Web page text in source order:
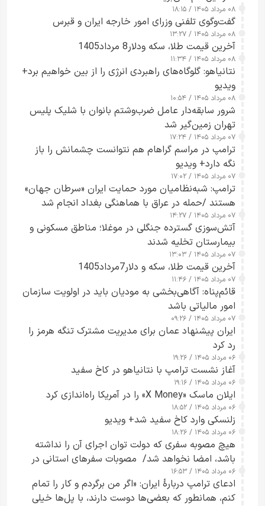
۰۸ مرداد ۱۴۰۵ / ۱۸:۱۵
گفت‌وگوی تلفنی وزرای امور خارجه ایران و قبرس
۰۸ مرداد ۱۴۰۵ / ۱۳:۲۷
آخرین قیمت طلا، سکه ودلار8 مرداد1405
۰۸ مرداد ۱۴۰۵ / ۱۱:۳۴
نتانیاهو: گلوگاه‌های راهبردی انرژی را از بین خواهیم برد+
ویدیو
۰۸ مرداد ۱۴۰۵ / ۱۰:۵۴
شرور سابقه‌دار عامل ضرب‌وشتم بانوان با شلیک پلیس
تهران زمین‌گیر شد
۰۷ مرداد ۱۴۰۵ / ۱۷:۲۴
ترامپ در مراسم گراهام هم نتوانست چشمانش را باز
نگه دارد+ ویدیو
۰۷ مرداد ۱۴۰۵ / ۱۷:۰۲
ترامپ: شبه‌نظامیان مورد حمایت ایران «سرطان جهان»
هستند /حمله در عراق با هماهنگی بغداد انجام شد
۰۷ مرداد ۱۴۰۵ / ۱۴:۲۷
آتش‌سوزی گسترده جنگلی در موغلا؛ مناطق مسکونی و
بیمارستان تخلیه شدند
۰۷ مرداد ۱۴۰۵ / ۱۳:۰۳
آخرین قیمت طلا، سکه و دلار7مرداد1405
۰۷ مرداد ۱۴۰۵ / ۱۱:۴۶
قائم‌پناه: آگاهی‌بخشی به مودیان باید در اولویت سازمان
امور مالیاتی باشد
۰۷ مرداد ۱۴۰۵ / ۰۹:۲۶
ایران پیشنهاد عمان برای مدیریت مشترک تنگه هرمز را
رد کرد
۰۶ مرداد ۱۴۰۵ / ۱۹:۲۶
آغاز نشست ترامپ با نتانیاهو در کاخ سفید
۰۶ مرداد ۱۴۰۵ / ۱۹:۱۶
ایلان ماسک «X Money» را در آمریکا راه‌اندازی کرد
۰۶ مرداد ۱۴۰۵ / ۱۸:۵۲
زلنسکی وارد کاخ سفید شد+ ویدیو
۰۶ مرداد ۱۴۰۵ / ۱۸:۲۶
هیچ مصوبه سفری که دولت توان اجرای آن را نداشته
باشد، امضا نخواهد شد/ مصوبات سفرهای استانی در
چارچوب قانون بودجه است+ عکس
۰۶ مرداد ۱۴۰۵ / ۱۶:۵۳
ادعای ترامپ دربارهٔ ایران: «اگر من برگردم و کار را تمام
کنم، همانطور که بعضی‌ها دوست دارند، با پل‌ها خیلی